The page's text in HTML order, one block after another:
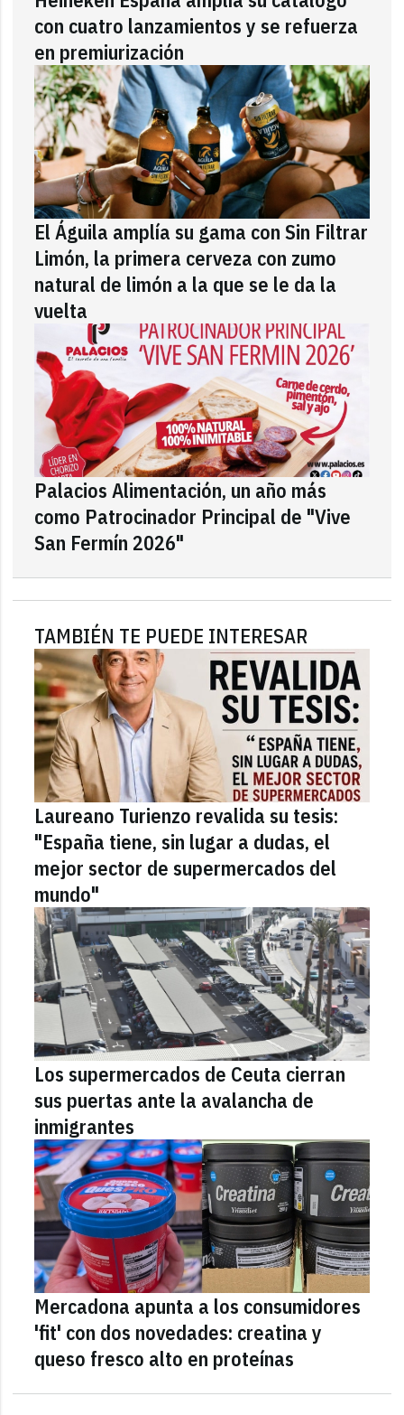
con cuatro lanzamientos y se refuerza
en premiurización
El Águila amplía su gama con Sin Filtrar
Limón, la primera cerveza con zumo
natural de limón a la que se le da la
vuelta
Palacios Alimentación, un año más
como Patrocinador Principal de "Vive
San Fermín 2026"
TAMBIÉN TE PUEDE INTERESAR
Laureano Turienzo revalida su tesis:
"España tiene, sin lugar a dudas, el
mejor sector de supermercados del
mundo"
Los supermercados de Ceuta cierran
sus puertas ante la avalancha de
inmigrantes
Mercadona apunta a los consumidores
'fit' con dos novedades: creatina y
queso fresco alto en proteínas